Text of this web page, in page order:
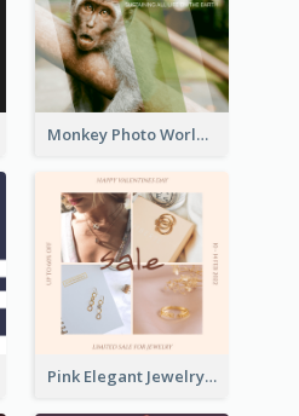
Monkey Photo World Wildlife Day Instagram Post
Pink Elegant Jewelry Sale Valentines Day Instagram Post